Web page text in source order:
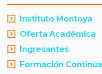
Instituto Montoya
Oferta Académica
Ingresantes
Formación Continua